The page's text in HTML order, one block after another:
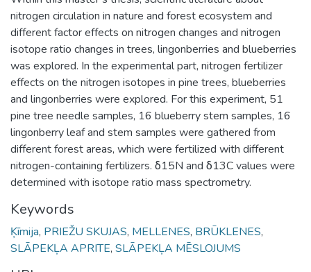
nitrogen circulation in nature and forest ecosystem and
different factor effects on nitrogen changes and nitrogen
isotope ratio changes in trees, lingonberries and blueberries
was explored. In the experimental part, nitrogen fertilizer
effects on the nitrogen isotopes in pine trees, blueberries
and lingonberries were explored. For this experiment, 51
pine tree needle samples, 16 blueberry stem samples, 16
lingonberry leaf and stem samples were gathered from
different forest areas, which were fertilized with different
nitrogen-containing fertilizers. δ15N and δ13C values were
determined with isotope ratio mass spectrometry.
Keywords
Ķīmija, PRIEŽU SKUJAS, MELLENES, BRŪKLENES,
SLĀPEKĻA APRITE, SLĀPEKĻA MĒSLOJUMS